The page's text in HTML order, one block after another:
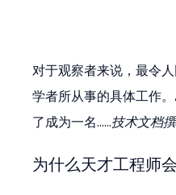
对于观察者来说，最令
学者所从事的具体工作
了成为一名……技术文档
为什么天才工程师